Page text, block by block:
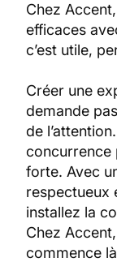
Chez
efficaces
c’est utile,
Créer une
demande
de
concurrence
forte. Avec
respectueux
installez la
Chez
commence